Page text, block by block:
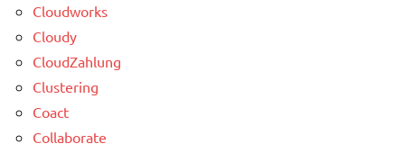
Cloudworks
Cloudy
CloudZahlung
Clustering
Coact
Collaborate